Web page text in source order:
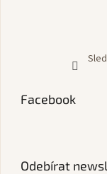
Facebook
Odebírat